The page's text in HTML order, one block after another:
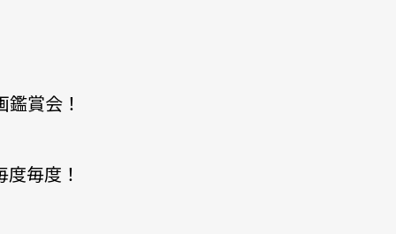
賞会！
毎度！